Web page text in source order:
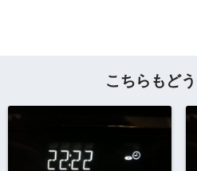
こちらもど